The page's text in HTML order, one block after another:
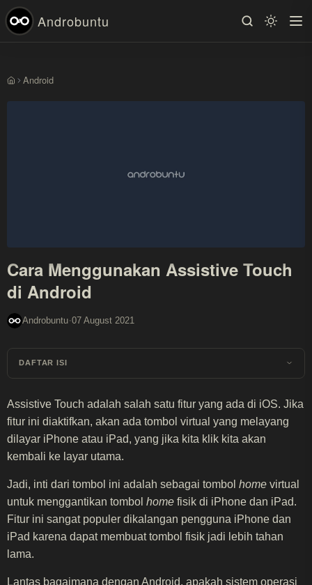
Androbuntu
BerandaAndroid
Cara Menggunakan Assistive Touch
di Android
Androbuntu·07 August 2021
DAFTAR ISI
Assistive Touch adalah salah satu fitur yang ada di iOS. Jika
fitur ini diaktifkan, akan ada tombol virtual yang melayang
dilayar iPhone atau iPad, yang jika kita klik kita akan
kembali ke layar utama.
Jadi, inti dari tombol ini adalah sebagai tombol home virtual
untuk menggantikan tombol home fisik di iPhone dan iPad.
Fitur ini sangat populer dikalangan pengguna iPhone dan
iPad karena dapat membuat tombol fisik jadi lebih tahan
lama.
Lantas bagaimana dengan Android, apakah sistem operasi